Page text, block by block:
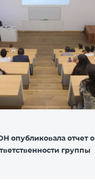
опубликовала отчет о
группы